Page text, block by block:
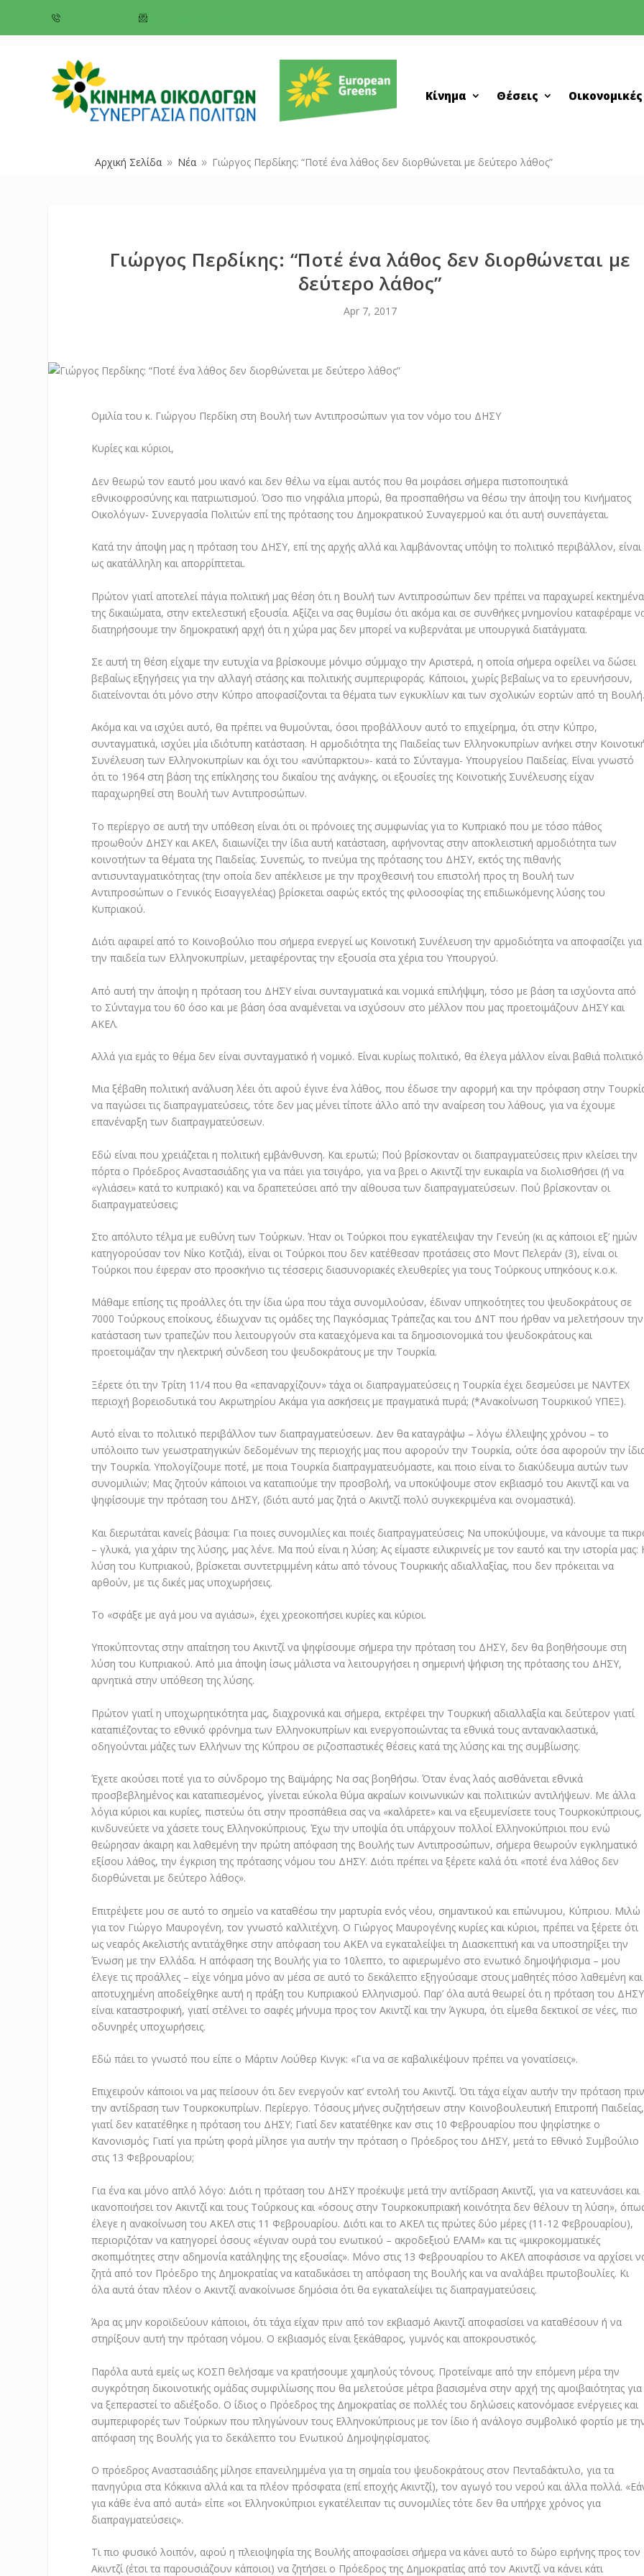
Κίνημα Θέσεις
Αρχική Σελίδα 9 Νέα 9 Γιώργος Περδίκης: “Ποτέ ένα λάθος δεν διορθώνεται με δεύτερο λάθος”
Γιώργος Περδίκης: “Ποτέ ένα λάθος δεν διορθώνεται με
δεύτερο λάθος”
Apr 7, 2017
Ομιλία του κ. Γιώργου Περδίκη στη Βουλή των Αντιπροσώπων για τον νόμο του ΔΗΣΥ
Κυρίες και κύριοι,
Δεν θεωρώ τον εαυτό μου ικανό και δεν θέλω να είμαι αυτός που θα μοιράσει σήμερα πιστοποιητικά
εθνικοφροσύνης και πατριωτισμού. Όσο πιο νηφάλια μπορώ, θα προσπαθήσω να θέσω την άποψη του Κινήματος
Οικολόγων- Συνεργασία Πολιτών επί της πρότασης του Δημοκρατικού Συναγερμού και ότι αυτή συνεπάγεται.
Κατά την άποψη μας η πρόταση του ΔΗΣΥ, επί της αρχής αλλά και λαμβάνοντας υπόψη το πολιτικό περιβάλλον, είναι
ως ακατάλληλη και απορρίπτεται.
Πρώτον γιατί αποτελεί πάγια πολιτική μας θέση ότι η Βουλή των Αντιπροσώπων δεν πρέπει να παραχωρεί κεκτημένα
της δικαιώματα, στην εκτελεστική εξουσία. Αξίζει να σας θυμίσω ότι ακόμα και σε συνθήκες μνημονίου καταφέραμε
διατηρήσουμε την δημοκρατική αρχή ότι η χώρα μας δεν μπορεί να κυβερνάται με υπουργικά διατάγματα.
Σε αυτή τη θέση είχαμε την ευτυχία να βρίσκουμε μόνιμο σύμμαχο την Αριστερά, η οποία σήμερα οφείλει να δώσει
βεβαίως εξηγήσεις για την αλλαγή στάσης και πολιτικής συμπεριφοράς. Κάποιοι, χωρίς βεβαίως να το ερευνήσουν,
διατείνονται ότι μόνο στην Κύπρο αποφασίζονται τα θέματα των εγκυκλίων και των σχολικών εορτών από τη
Ακόμα και να ισχύει αυτό, θα πρέπει να θυμούνται, όσοι προβάλλουν αυτό το επιχείρημα, ότι στην Κύπρο,
συνταγματικά, ισχύει μία ιδιότυπη κατάσταση. Η αρμοδιότητα της Παιδείας των Ελληνοκυπρίων ανήκει στην
Συνέλευση των Ελληνοκυπρίων και όχι του «ανύπαρκτου»- κατά το Σύνταγμα- Υπουργείου Παιδείας. Είναι γνωστό
ότι το 1964 στη βάση της επίκλησης του δικαίου της ανάγκης, οι εξουσίες της Κοινοτικής Συνέλευσης είχαν
παραχωρηθεί στη Βουλή των Αντιπροσώπων.
Το περίεργο σε αυτή την υπόθεση είναι ότι οι πρόνοιες της συμφωνίας για το Κυπριακό που με τόσο πάθος
προωθούν ΔΗΣΥ και ΑΚΕΛ, διαιωνίζει την ίδια αυτή κατάσταση, αφήνοντας στην αποκλειστική αρμοδιότητα των
κοινοτήτων τα θέματα της Παιδείας. Συνεπώς, το πνεύμα της πρότασης του ΔΗΣΥ, εκτός της πιθανής
αντισυνταγματικότητας (την οποία δεν απέκλεισε με την προχθεσινή του επιστολή προς τη Βουλή των
Αντιπροσώπων ο Γενικός Εισαγγελέας) βρίσκεται σαφώς εκτός της φιλοσοφίας της επιδιωκόμενης λύσης του
Κυπριακού.
Διότι αφαιρεί από το Κοινοβούλιο που σήμερα ενεργεί ως Κοινοτική Συνέλευση την αρμοδιότητα να αποφασίζει για
την παιδεία των Ελληνοκυπρίων, μεταφέροντας την εξουσία στα χέρια του Υπουργού.
Από αυτή την άποψη η πρόταση του ΔΗΣΥ είναι συνταγματικά και νομικά επιλήψιμη, τόσο με βάση τα ισχύοντα από
το Σύνταγμα του 60 όσο και με βάση όσα αναμένεται να ισχύσουν στο μέλλον που μας προετοιμάζουν ΔΗΣΥ και
ΑΚΕΛ.
Αλλά για εμάς το θέμα δεν είναι συνταγματικό ή νομικό. Είναι κυρίως πολιτικό, θα έλεγα μάλλον είναι βαθιά
Μια ξέβαθη πολιτική ανάλυση λέει ότι αφού έγινε ένα λάθος, που έδωσε την αφορμή και την πρόφαση στην
να παγώσει τις διαπραγματεύσεις, τότε δεν μας μένει τίποτε άλλο από την αναίρεση του λάθους, για να έχουμε
επανέναρξη των διαπραγματεύσεων.
Εδώ είναι που χρειάζεται η πολιτική εμβάνθυνση. Και ερωτώ; Πού βρίσκονταν οι διαπραγματεύσεις πριν κλείσει την
πόρτα ο Πρόεδρος Αναστασιάδης για να πάει για τσιγάρο, για να βρει ο Ακιντζί την ευκαιρία να διολισθήσει (ή να
«γλιάσει» κατά το κυπριακό) και να δραπετεύσει από την αίθουσα των διαπραγματεύσεων. Πού βρίσκονταν οι
διαπραγματεύσεις;
Στο απόλυτο τέλμα με ευθύνη των Τούρκων. Ήταν οι Τούρκοι που εγκατέλειψαν την Γενεύη (κι ας κάποιοι εξ’ ημών
κατηγορούσαν τον Νίκο Κοτζιά), είναι οι Τούρκοι που δεν κατέθεσαν προτάσεις στο Μοντ Πελεράν (3), είναι οι
Τούρκοι που έφεραν στο προσκήνιο τις τέσσερις διασυνοριακές ελευθερίες για τους Τούρκους υπηκόους κ.ο.κ.
Μάθαμε επίσης τις προάλλες ότι την ίδια ώρα που τάχα συνομιλούσαν, έδιναν υπηκοότητες του ψευδοκράτους σε
7000 Τούρκους εποίκους, έδιωχναν τις ομάδες της Παγκόσμιας Τράπεζας και του ΔΝΤ που ήρθαν να μελετήσουν την
κατάσταση των τραπεζών που λειτουργούν στα καταεχόμενα και τα δημοσιονομικά του ψευδοκράτους και
προετοιμάζαν την ηλεκτρική σύνδεση του ψευδοκράτους με την Τουρκία.
Ξέρετε ότι την Τρίτη 11/4 που θα «επαναρχίζουν» τάχα οι διαπραγματεύσεις η Τουρκία έχει δεσμεύσει με NAVTEX
περιοχή βορειοδυτικά του Ακρωτηρίου Ακάμα για ασκήσεις με πραγματικά πυρά; (*Ανακοίνωση Τουρκικού ΥΠΕΞ).
Αυτό είναι το πολιτικό περιβάλλον των διαπραγματεύσεων. Δεν θα καταγράψω – λόγω έλλειψης χρόνου – το
υπόλοιπο των γεωστρατηγικών δεδομένων της περιοχής μας που αφορούν την Τουρκία, ούτε όσα αφορούν την
την Τουρκία. Υπολογίζουμε ποτέ, με ποια Τουρκία διαπραγματευόμαστε, και ποιο είναι το διακύδευμα αυτών των
συνομιλιών; Μας ζητούν κάποιοι να καταπιούμε την προσβολή, να υποκύψουμε στον εκβιασμό του Ακιντζί και να
ψηφίσουμε την πρόταση του ΔΗΣΥ, (διότι αυτό μας ζητά ο Ακιντζί πολύ συγκεκριμένα και ονομαστικά).
Και διερωτάται κανείς βάσιμα: Για ποιες συνομιλίες και ποιές διαπραγματεύσεις; Να υποκύψουμε, να κάνουμε τα
– γλυκά, για χάριν της λύσης, μας λένε. Μα πού είναι η λύση; Ας είμαστε ειλικρινείς με τον εαυτό και την ιστορία μας:
λύση του Κυπριακού, βρίσκεται συντετριμμένη κάτω από τόνους Τουρκικής αδιαλλαξίας, που δεν πρόκειται να
αρθούν, με τις δικές μας υποχωρήσεις.
Το «σφάξε με αγά μου να αγιάσω», έχει χρεοκοπήσει κυρίες και κύριοι.
Υποκύπτοντας στην απαίτηση του Ακιντζί να ψηφίσουμε σήμερα την πρόταση του ΔΗΣΥ, δεν θα βοηθήσουμε στη
λύση του Κυπριακού. Από μια άποψη ίσως μάλιστα να λειτουργήσει η σημερινή ψήφιση της πρότασης του ΔΗΣΥ,
αρνητικά στην υπόθεση της λύσης.
Πρώτον γιατί η υποχωρητικότητα μας, διαχρονικά και σήμερα, εκτρέφει την Τουρκική αδιαλλαξία και δεύτερον γιατί
καταπιέζοντας το εθνικό φρόνημα των Ελληνοκυπρίων και ενεργοποιώντας τα εθνικά τους αντανακλαστικά,
οδηγούνται μάζες των Ελλήνων της Κύπρου σε ριζοσπαστικές θέσεις κατά της λύσης και της συμβίωσης.
Έχετε ακούσει ποτέ για το σύνδρομο της Βαϊμάρης; Να σας βοηθήσω. Όταν ένας λαός αισθάνεται εθνικά
προσβεβλημένος και καταπιεσμένος, γίνεται εύκολα θύμα ακραίων κοινωνικών και πολιτικών αντιλήψεων. Με άλλα
λόγια κύριοι και κυρίες, πιστεύω ότι στην προσπάθεια σας να «καλάρετε» και να εξευμενίσετε τους Τουρκοκύπριους,
κινδυνεύετε να χάσετε τους Ελληνοκύπριους. Έχω την υποψία ότι υπάρχουν πολλοί Ελληνοκύπριοι που ενώ
θεώρησαν άκαιρη και λαθεμένη την πρώτη απόφαση της Βουλής των Αντιπροσώπων, σήμερα θεωρούν εγκληματικό
εξίσου λάθος, την έγκριση της πρότασης νόμου του ΔΗΣΥ. Διότι πρέπει να ξέρετε καλά ότι «ποτέ ένα λάθος δεν
διορθώνεται με δεύτερο λάθος».
Επιτρέψετε μου σε αυτό το σημείο να καταθέσω την μαρτυρία ενός νέου, σημαντικού και επώνυμου, Κύπριου. Μιλώ
για τον Γιώργο Μαυρογένη, τον γνωστό καλλιτέχνη. Ο Γιώργος Μαυρογένης κυρίες και κύριοι, πρέπει να ξέρετε ότι
ως νεαρός Ακελιστής αντιτάχθηκε στην απόφαση του ΑΚΕΛ να εγκαταλείψει τη Διασκεπτική και να υποστηρίξει την
Ένωση με την Ελλάδα. Η απόφαση της Βουλής για το 10λεπτο, το αφιερωμένο στο ενωτικό δημοψήφισμα – μου
έλεγε τις προάλλες – είχε νόημα μόνο αν μέσα σε αυτό το δεκάλεπτο εξηγούσαμε στους μαθητές πόσο λαθεμένη και
αποτυχημένη αποδείχθηκε αυτή η πράξη του Κυπριακού Ελληνισμού. Παρ’ όλα αυτά θεωρεί ότι η πρόταση του ΔΗΣΥ
είναι καταστροφική, γιατί στέλνει το σαφές μήνυμα προς τον Ακιντζί και την Άγκυρα, ότι είμεθα δεκτικοί σε νέες, πιο
οδυνηρές υποχωρήσεις.
Εδώ πάει το γνωστό που είπε ο Μάρτιν Λούθερ Κινγκ: «Για να σε καβαλικέψουν πρέπει να γονατίσεις».
Επιχειρούν κάποιοι να μας πείσουν ότι δεν ενεργούν κατ’ εντολή του Ακιντζί. Ότι τάχα είχαν αυτήν την πρόταση
την αντίδραση των Τουρκοκυπρίων. Περίεργο. Τόσους μήνες συζητήσεων στην Κοινοβουλευτική Επιτροπή Παιδείας,
γιατί δεν κατατέθηκε η πρόταση του ΔΗΣΥ; Γιατί δεν κατατέθηκε καν στις 10 Φεβρουαρίου που ψηφίστηκε ο
Κανονισμός; Γιατί για πρώτη φορά μίλησε για αυτήν την πρόταση ο Πρόεδρος του ΔΗΣΥ, μετά το Εθνικό Συμβούλιο
στις 13 Φεβρουαρίου;
Για ένα και μόνο απλό λόγο: Διότι η πρόταση του ΔΗΣΥ προέκυψε μετά την αντίδραση Ακιντζί, για να κατευνάσει και
ικανοποιήσει τον Ακιντζί και τους Τούρκους και «όσους στην Τουρκοκυπριακή κοινότητα δεν θέλουν τη λύση»,
έλεγε η ανακοίνωση του ΑΚΕΛ στις 11 Φεβρουαρίου. Διότι και το ΑΚΕΛ τις πρώτες δύο μέρες (11-12 Φεβρουαρίου),
περιοριζόταν να κατηγορεί όσους «έγιναν ουρά του ενωτικού – ακροδεξιού ΕΛΑΜ» και τις «μικροκομματικές
σκοπιμότητες στην αδημονία κατάληψης της εξουσίας». Μόνο στις 13 Φεβρουαρίου το ΑΚΕΛ αποφάσισε να αρχίσει
ζητά από τον Πρόεδρο της Δημοκρατίας να καταδικάσει τη απόφαση της Βουλής και να αναλάβει πρωτοβουλίες. Κι
όλα αυτά όταν πλέον ο Ακιντζί ανακοίνωσε δημόσια ότι θα εγκαταλείψει τις διαπραγματεύσεις.
Άρα ας μην κοροϊδεύουν κάποιοι, ότι τάχα είχαν πριν από τον εκβιασμό Ακιντζί αποφασίσει να καταθέσουν ή να
στηρίξουν αυτή την πρόταση νόμου. Ο εκβιασμός είναι ξεκάθαρος, γυμνός και αποκρουστικός.
Παρόλα αυτά εμείς ως ΚΟΣΠ θελήσαμε να κρατήσουμε χαμηλούς τόνους. Προτείναμε από την επόμενη μέρα την
συγκρότηση δικοινοτικής ομάδας συμφιλίωσης που θα μελετούσε μέτρα βασισμένα στην αρχή της αμοιβαιότητας για
να ξεπεραστεί το αδιέξοδο. Ο ίδιος ο Πρόεδρος της Δημοκρατίας σε πολλές του δηλώσεις κατονόμασε ενέργειες και
συμπεριφορές των Τούρκων που πληγώνουν τους Ελληνοκύπριους με τον ίδιο ή ανάλογο συμβολικό φορτίο με
απόφαση της Βουλής για το δεκάλεπτο του Ενωτικού Δημοψηφίσματος.
Ο πρόεδρος Αναστασιάδης μίλησε επανειλημμένα για τη σημαία του ψευδοκράτους στον Πενταδάκτυλο, για τα
πανηγύρια στα Κόκκινα αλλά και τα πλέον πρόσφατα (επί εποχής Ακιντζί), τον αγωγό του νερού και άλλα πολλά.
για κάθε ένα από αυτά» είπε «οι Ελληνοκύπριοι εγκατέλειπαν τις συνομιλίες τότε δεν θα υπήρχε χρόνος για
διαπραγματεύσεις».
Τι πιο φυσικό λοιπόν, αφού η πλειοψηφία της Βουλής αποφασίσει σήμερα να κάνει αυτό το δώρο ειρήνης προς τον
Ακιντζί (έτσι τα παρουσιάζουν κάποιοι) να ζητήσει ο Πρόεδρος της Δημοκρατίας από τον Ακιντζί να κάνει κάτι